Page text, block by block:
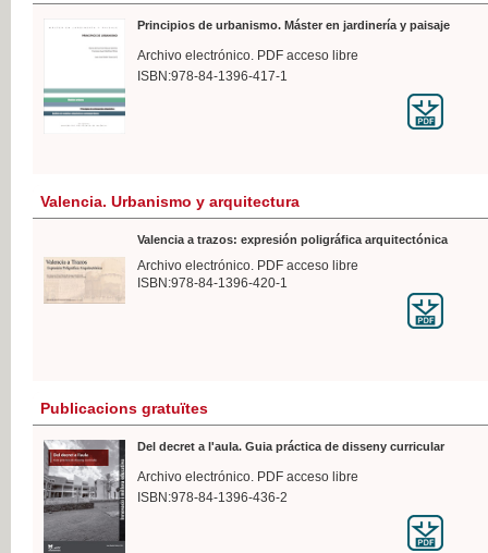
Principios de urbanismo. Máster en jardinería y paisaje
Archivo electrónico. PDF acceso libre
ISBN:978-84-1396-417-1
Valencia. Urbanismo y arquitectura
Valencia a trazos: expresión poligráfica arquitectónica
Archivo electrónico. PDF acceso libre
ISBN:978-84-1396-420-1
Publicacions gratuïtes
Del decret a l'aula. Guia práctica de disseny curricular
Archivo electrónico. PDF acceso libre
ISBN:978-84-1396-436-2